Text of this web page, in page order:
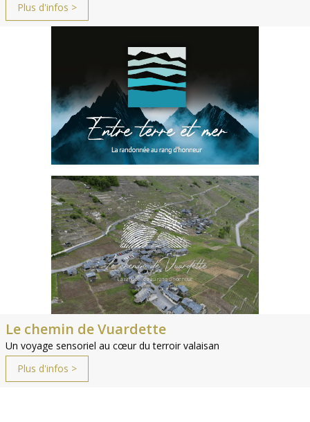
Plus d'infos >
Le chemin de Vuardette
Un voyage sensoriel au cœur du terroir valaisan
Plus d'infos >